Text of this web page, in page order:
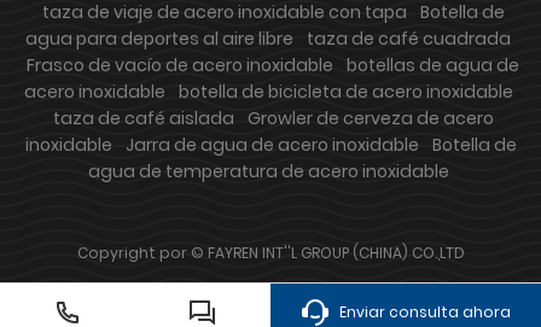
taza de viaje de acero inoxidable con tapa Botella de
agua para deportes al aire libre
taza de café cuadrada
Frasco de vacío de acero inoxidable botellas de agua de
acero inoxidable botella de bicicleta de acero inoxidable
taza de café aislada
Growler de cerveza de acero
inoxidable
Jarra de agua de acero inoxidable Botella de
agua de temperatura de acero inoxidable
Copyright por © FAYREN INT''L GROUP (CHINA) CO.,LTD
Enviar consulta ahora